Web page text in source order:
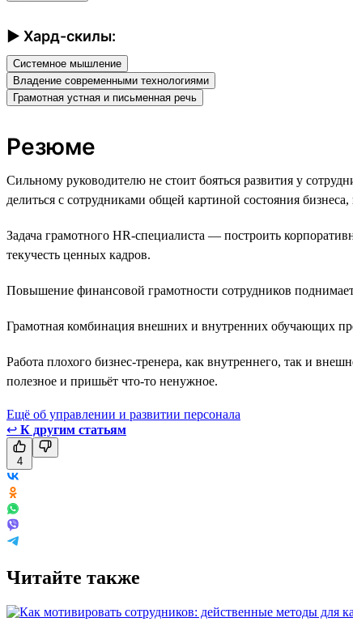
► Хард-скилы:
Системное мышление
Владение современными технологиями
Грамотная устная и письменная речь
Резюме
Сильному руководителю не стоит бояться развития у
делиться с сотрудниками общей картиной состояния
Задача грамотного HR-специалиста — построить
текучесть ценных кадров.
Повышение финансовой грамотности сотрудников
Грамотная комбинация внешних и внутренних обучающих
Работа плохого бизнес-тренера, как внутреннего, так и
полезное и пришьёт что-то ненужное.
Ещё об управлении и развитии персонала
↩ К другим статьям
4
Читайте также